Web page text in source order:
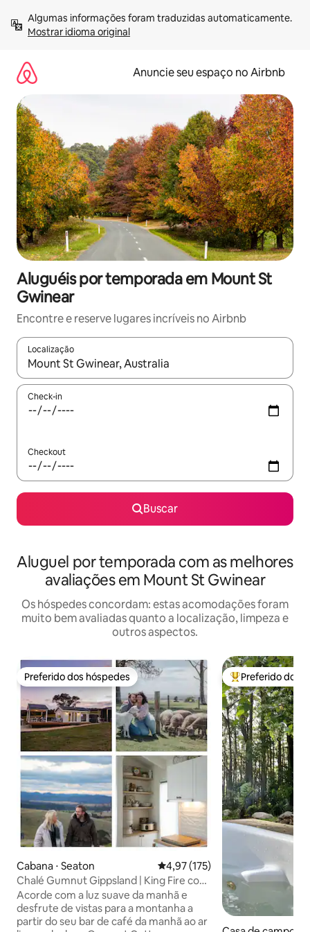
para
Mostrar idioma original
Anuncie seu espaço no Airbnb
Aluguéis por temporada em Mount St
Gwinear
Encontre e reserve lugares incríveis no Airbnb
Localização
Quando os resultados estiverem disponíveis, explore-os
Check-in
Checkout
Buscar
Aluguel por temporada com as melhores
avaliações em Mount St Gwinear
Os hóspedes concordam: estas acomodações foram
muito bem avaliadas quanto a localização, limpeza e
outros aspectos.
Preferido dos hóspedes
Preferido dos hóspedes
Cabana ⋅ Seaton 4,97 de uma avaliação média de
4,97 (175)
Chalé Gumnut Gippsland | King Fire com
vista para a montanha
Acorde com a luz suave da manhã e
desfrute de vistas para a montanha a
partir do seu bar de café da manhã ao ar
Entre os
Preferido dos